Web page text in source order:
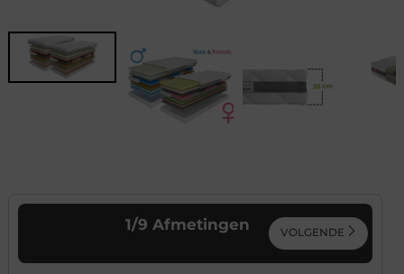
1/9 Afmetingen VOLGENDE